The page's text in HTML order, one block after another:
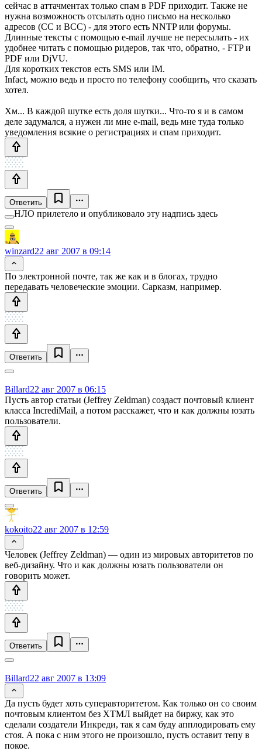
сейчас в аттачментах только спам в PDF приходит. Также не
нужна возможность отсылать одно письмо на несколько
адресов (CC и BCC) - для этого есть NNTP или форумы.
Длинные тексты с помощью e-mail лучше не пересылать - их
удобнее читать с помощью ридеров, так что, обратно, - FTP и
PDF или DjVU.
Для коротких текстов есть SMS или IM.
Infact, можно ведь и просто по телефону сообщить, что сказать
хотел.
Хм... В каждой шутке есть доля шутки... Что-то я и в самом
деле задумался, а нужен ли мне e-mail, ведь мне туда только
уведомления всякие о регистрациях и спам приходит.
Ответить
НЛО прилетело и опубликовало эту надпись здесь
winzard22 авг 2007 в 09:14
По электронной почте, так же как и в блогах, трудно
передавать человеческие эмоции. Сарказм, например.
Ответить
Billard22 авг 2007 в 06:15
Пусть автор статьи (Jeffrey Zeldman) создаст почтовый клиент
класса IncrediMail, а потом расскажет, что и как должны юзать
пользователи.
Ответить
kokoito22 авг 2007 в 12:59
Человек (Jeffrey Zeldman) — один из мировых авторитетов по
веб-дизайну. Что и как должны юзать пользователи он
говорить может.
Ответить
Billard22 авг 2007 в 13:09
Да пусть будет хоть суперавторитетом. Как только он со своим
почтовым клиентом без ХТМЛ выйдет на биржу, как это
сделали создатели Инкреди, так я сам буду апплодировать ему
стоя. А пока с ним этого не произошло, пусть оставит тепу в
покое.